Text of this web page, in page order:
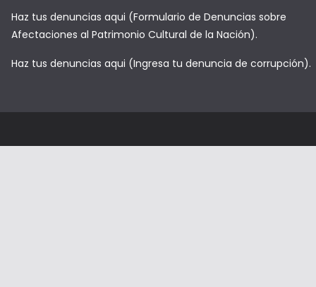
Haz tus denuncias aqui (Formulario de Denuncias sobre
Afectaciones al Patrimonio Cultural de la Nación).
Haz tus denuncias aqui (Ingresa tu denuncia de corrupción).